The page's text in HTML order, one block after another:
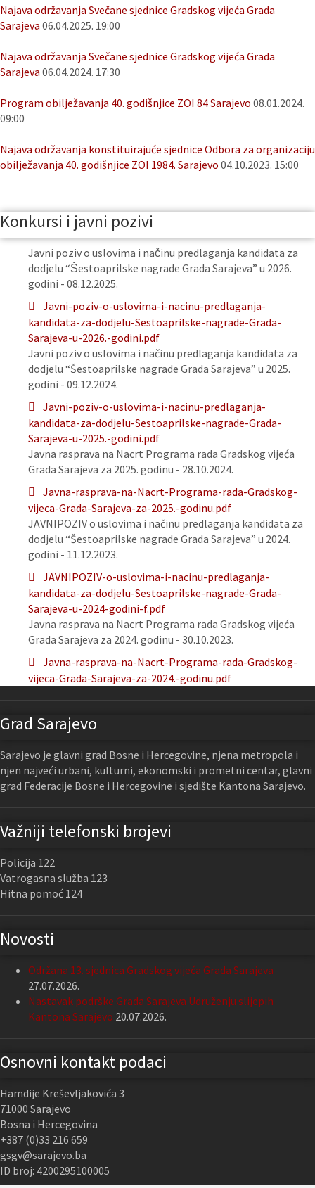
Najava održavanja Svečane sjednice Gradskog vijeća Grada
Sarajeva 06.04.2025. 19:00
Najava održavanja Svečane sjednice Gradskog vijeća Grada
Sarajeva 06.04.2024. 17:30
Program obilježavanja 40. godišnjice ZOI 84 Sarajevo 08.01.2024.
09:00
Najava održavanja konstituirajuće sjednice Odbora za organizaciju
obilježavanja 40. godišnjice ZOI 1984. Sarajevo 04.10.2023. 15:00
Konkursi i javni pozivi
Javni poziv o uslovima i načinu predlaganja kandidata za
dodjelu “Šestoaprilske nagrade Grada Sarajeva” u 2026.
godini - 08.12.2025.
Javni-poziv-o-uslovima-i-nacinu-predlaganja-
kandidata-za-dodjelu-Sestoaprilske-nagrade-Grada-
Sarajeva-u-2026.-godini.pdf
Javni poziv o uslovima i načinu predlaganja kandidata za
dodjelu “Šestoaprilske nagrade Grada Sarajeva” u 2025.
godini - 09.12.2024.
Javni-poziv-o-uslovima-i-nacinu-predlaganja-
kandidata-za-dodjelu-Sestoaprilske-nagrade-Grada-
Sarajeva-u-2025.-godini.pdf
Javna rasprava na Nacrt Programa rada Gradskog vijeća
Grada Sarajeva za 2025. godinu - 28.10.2024.
Javna-rasprava-na-Nacrt-Programa-rada-Gradskog-
vijeca-Grada-Sarajeva-za-2025.-godinu.pdf
JAVNIPOZIV o uslovima i načinu predlaganja kandidata za
dodjelu “Šestoaprilske nagrade Grada Sarajeva” u 2024.
godini - 11.12.2023.
JAVNIPOZIV-o-uslovima-i-nacinu-predlaganja-
kandidata-za-dodjelu-Sestoaprilske-nagrade-Grada-
Sarajeva-u-2024-godini-f.pdf
Javna rasprava na Nacrt Programa rada Gradskog vijeća
Grada Sarajeva za 2024. godinu - 30.10.2023.
Javna-rasprava-na-Nacrt-Programa-rada-Gradskog-
vijeca-Grada-Sarajeva-za-2024.-godinu.pdf
Grad Sarajevo
Sarajevo je glavni grad Bosne i Hercegovine, njena metropola i
njen najveći urbani, kulturni, ekonomski i prometni centar, glavni
grad Federacije Bosne i Hercegovine i sjedište Kantona Sarajevo.
Važniji telefonski brojevi
Policija 122
Vatrogasna služba 123
Hitna pomoć 124
Novosti
Održana 13. sjednica Gradskog vijeća Grada Sarajeva
27.07.2026.
Nastavak podrške Grada Sarajeva Udruženju slijepih
Kantona Sarajevo 20.07.2026.
Osnovni kontakt podaci
Hamdije Kreševljakovića 3
71000 Sarajevo
Bosna i Hercegovina
+387 (0)33 216 659
gsgv@sarajevo.ba
ID broj: 4200295100005